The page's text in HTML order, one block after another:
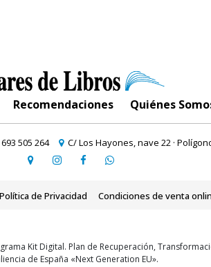
Recomendaciones Quiénes
505 264 C/ Los Hayones, nave 22 ·
Política de Privacidad Condiciones de venta
Kit Digital. Plan de Recuperación,
de España «Next Generation EU».